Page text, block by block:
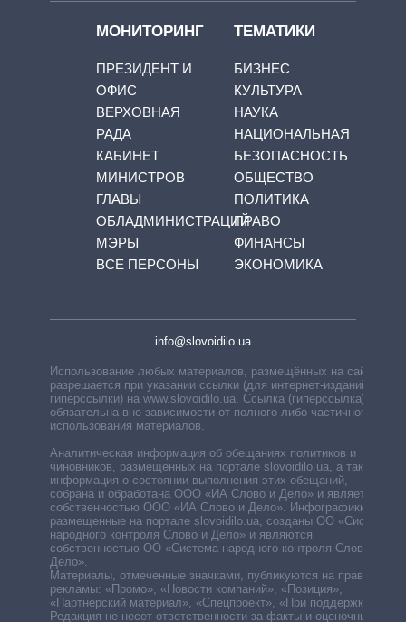
МОНИТОРИНГ
ПРЕЗИДЕНТ И
ОФИС
ВЕРХОВНАЯ
РАДА
КАБИНЕТ
МИНИСТРОВ
ГЛАВЫ
ОБЛАДМИНИСТРАЦИЙ
МЭРЫ
ВСЕ ПЕРСОНЫ
ТЕМАТИКИ
БИЗНЕС
КУЛЬТУРА
НАУКА
НАЦИОНАЛЬНАЯ
БЕЗОПАСНОСТЬ
ОБЩЕСТВО
ПОЛИТИКА
ПРАВО
ФИНАНСЫ
ЭКОНОМИКА
info@slovoidilo.ua
Использование любых материалов, размещённых на сайте,
разрешается при указании ссылки (для интернет-изданий —
гиперссылки) на www.slovoidilo.ua. Ссылка (гиперссылка)
обязательна вне зависимости от полного либо частичного
использования материалов.
Аналитическая информация об обещаниях политиков и
чиновников, размещенных на портале slovoidilo.ua, а также
информация о состоянии выполнения этих обещаний,
собрана и обработана ООО «ИА Слово и Дело» и является
собственностью ООО «ИА Слово и Дело». Инфографики,
размещенные на портале slovoidilo.ua, созданы ОО «Система
народного контроля Слово и Дело» и являются
собственностью ОО «Система народного контроля Слово и
Дело».
Материалы, отмеченные значками, публикуются на правах
рекламы: «Промо», «Новости компаний», «Позиция»,
«Партнерский материал», «Спецпроект», «При поддержке».
Редакция не несет ответственности за факты и оценочные